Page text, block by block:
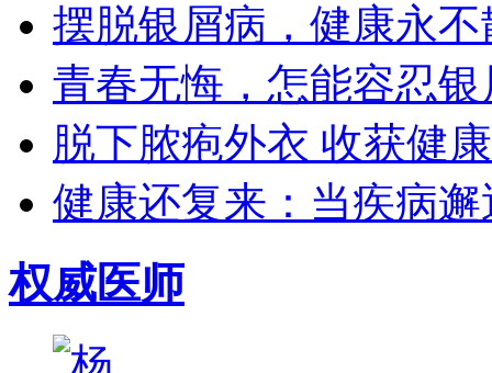
摆脱银屑病，健康永不
青春无悔，怎能容忍
脱下脓疱外衣 收获健
健康还复来：当疾病
权威医师